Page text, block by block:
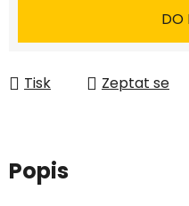
DO
Tisk Zeptat se
Popis